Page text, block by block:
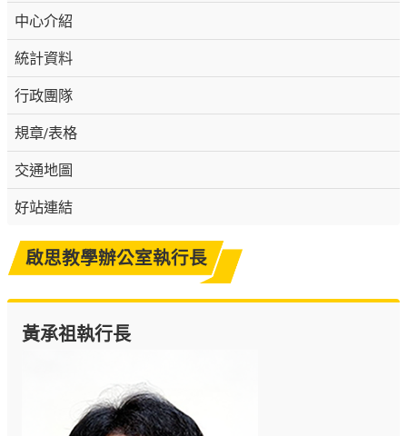
中心介紹
統計資料
行政團隊
規章/表格
交通地圖
好站連結
啟思教學辦公室執行長
黃承祖執行長